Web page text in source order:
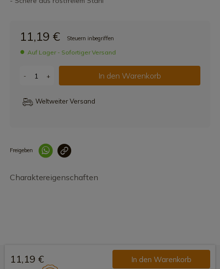
11,19 € Steuern inbegriffen
Auf Lager - Sofortiger Versand
- + In den Warenkorb
Weltweiter Versand
Freigeben
Charaktereigenschaften
11,19 € In den Warenkorb